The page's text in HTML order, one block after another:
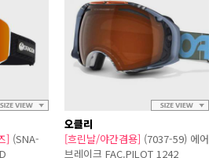
] (SNA-
오클리
[흐린날/야간겸용] (7037-59) 에어
브레이크 FAC.PILOT 1242